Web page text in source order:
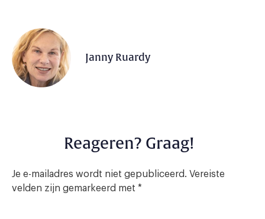
Janny Ruardy
Reageren? Graag!
Je e-mailadres wordt niet gepubliceerd. Vereiste
velden zijn gemarkeerd met *